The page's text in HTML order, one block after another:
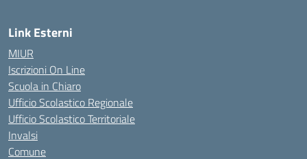
Link Esterni
MIUR
Iscrizioni On Line
Scuola in Chiaro
Ufficio Scolastico Regionale
Ufficio Scolastico Territoriale
Invalsi
Comune